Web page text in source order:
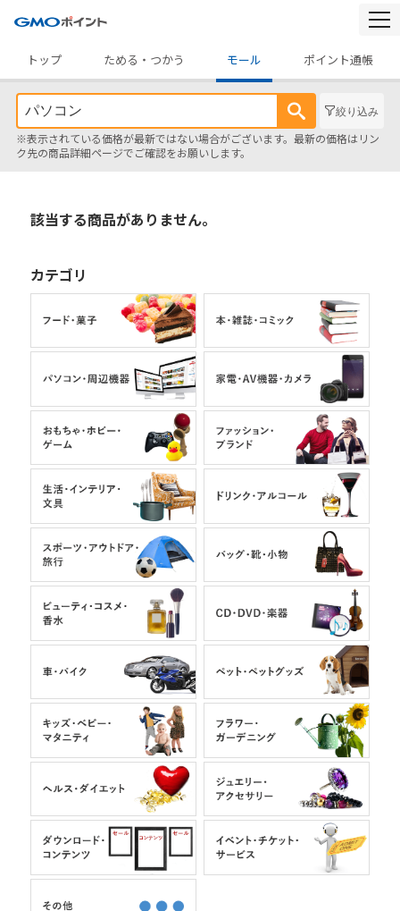
トップ
ためる・つかう モール ポイント通帳
絞り込み
※表示されている価格が最新ではない場合がございます。最新の価格はリン
ク先の商品詳細ページでご確認をお願いします。
該当する商品がありません。
カテゴリ